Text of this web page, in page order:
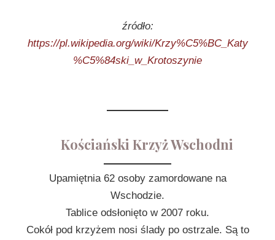
źródło:
https://pl.wikipedia.org/wiki/Krzy%C5%BC_Katy
%C5%84ski_w_Krotoszynie
Kościański Krzyż Wschodni
Upamiętnia 62 osoby zamordowane na
Wschodzie.
Tablice odsłonięto w 2007 roku.
Cokół pod krzyżem nosi ślady po ostrzale. Są to